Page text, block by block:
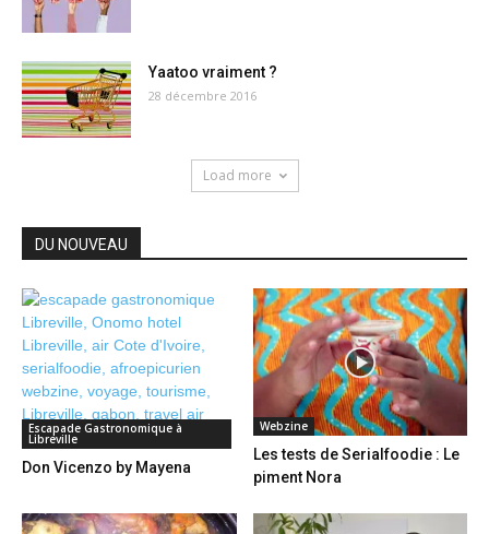
Yaatoo vraiment ?
28 décembre 2016
Load more
DU NOUVEAU
Escapade Gastronomique à
Libreville
Don Vicenzo by Mayena
Webzine
Les tests de Serialfoodie : Le
piment Nora